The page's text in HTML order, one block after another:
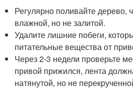
Регулярно поливайте дерево,
влажной, но не залитой.
Удалите лишние побеги,
питательные вещества от
Через 2-3 недели проверьте
привой прижился, лента
натянутой, но не